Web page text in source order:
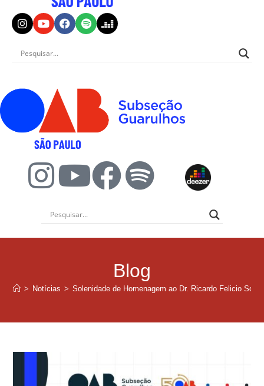
Blog
> Notícias > Solenidade de Homenagem ao Dr. Ricardo Felicio